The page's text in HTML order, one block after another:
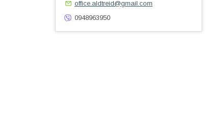
office.aldtreid@gmail.com
0948963950